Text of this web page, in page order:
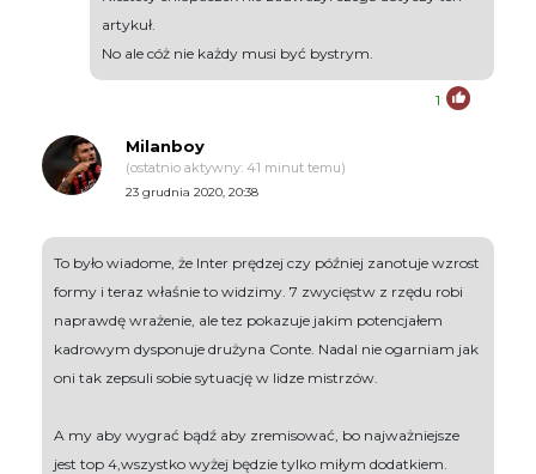
artykuł.
No ale cóż nie każdy musi być bystrym.
1
Milanboy
(ostatnio aktywny: 41 minut temu)
23 grudnia 2020, 20:38
To było wiadome, że Inter prędzej czy później zanotuje wzrost
formy i teraz właśnie to widzimy. 7 zwycięstw z rzędu robi
naprawdę wrażenie, ale tez pokazuje jakim potencjałem
kadrowym dysponuje drużyna Conte. Nadal nie ogarniam jak
oni tak zepsuli sobie sytuację w lidze mistrzów.
A my aby wygrać bądź aby zremisować, bo najważniejsze
jest top 4,wszystko wyżej będzie tylko miłym dodatkiem.